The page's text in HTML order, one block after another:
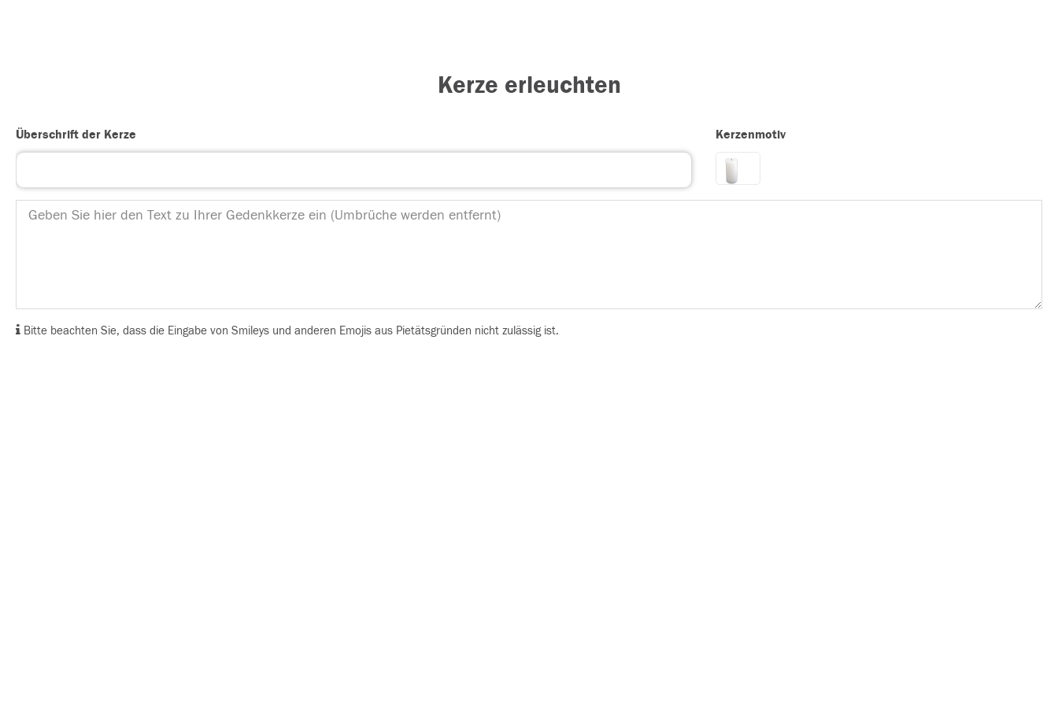
Kerze erleuchten
Überschrift der Kerze Kerzenmotiv
Bitte beachten Sie, dass die Eingabe von Smileys und anderen Emojis aus Pietätsgründen nicht zulässig ist.